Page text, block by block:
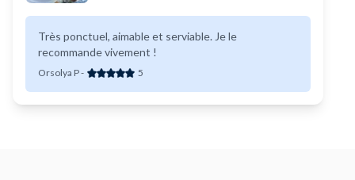
Très ponctuel, aimable et serviable. Je le
recommande vivement !
Orsolya P- 5